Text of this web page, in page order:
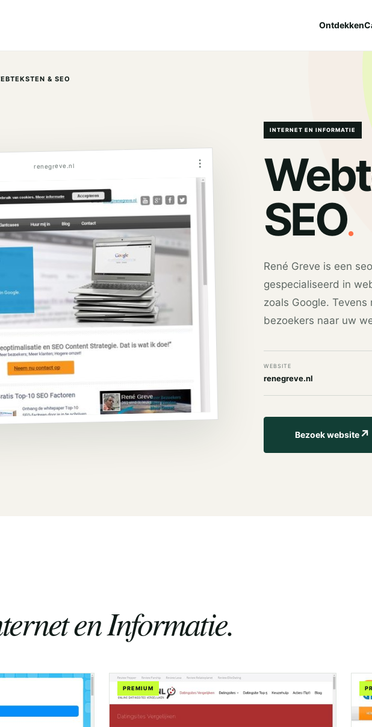
Ontdekken
& SEO
renegreve.nl ⋮
INTERNET EN INFORMATIE
SEO.
René Greve is een
gespecialiseerd in
zoals Google.
bezoekers naar uw
WEBSITE
renegreve.nl
Bezoek website↗
en Informatie.
PREMIUM